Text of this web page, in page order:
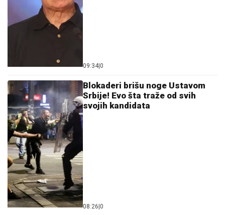
KOMENTARI (1)
Politika
Trte-mrte! Šta ste rekli?!